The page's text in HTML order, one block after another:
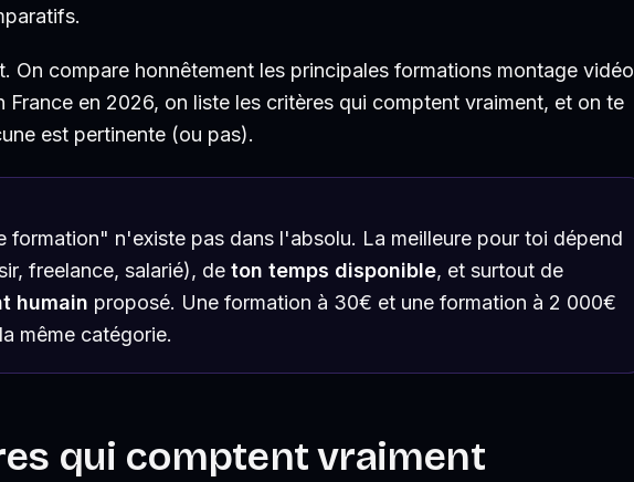
On compare honnêtement les principales formations montage vidéo
France en 2026, on liste les critères qui comptent vraiment, et on te
est pertinente (ou pas).
formation" n'existe pas dans l'absolu. La meilleure pour toi dépend
freelance, salarié), de ton temps disponible, et surtout de
humain proposé. Une formation à 30€ et une formation à 2 000€
même catégorie.
qui comptent vraiment